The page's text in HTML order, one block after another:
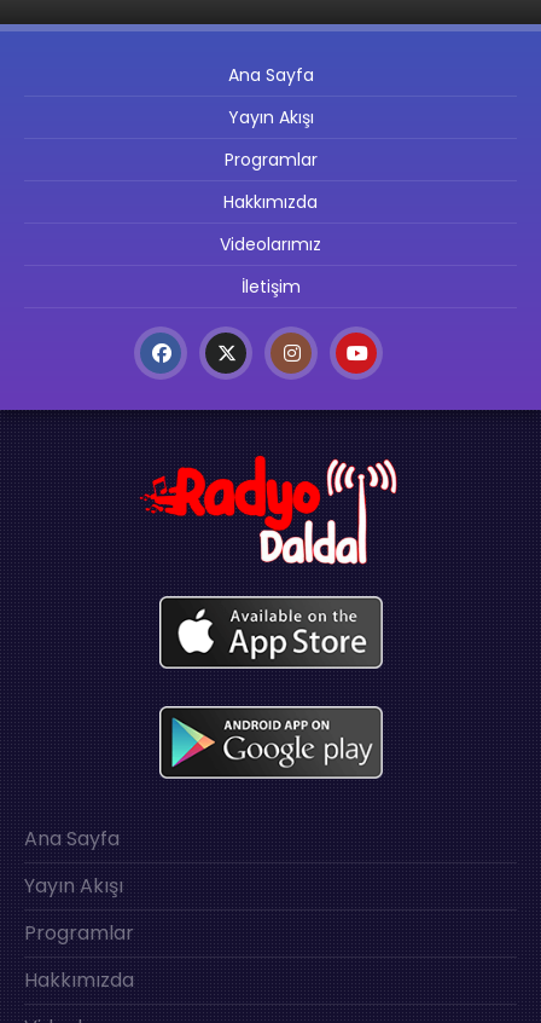
Ana Sayfa
Yayın Akışı
Programlar
Hakkımızda
Videolarımız
İletişim
Ana Sayfa
Yayın Akışı
Programlar
Hakkımızda